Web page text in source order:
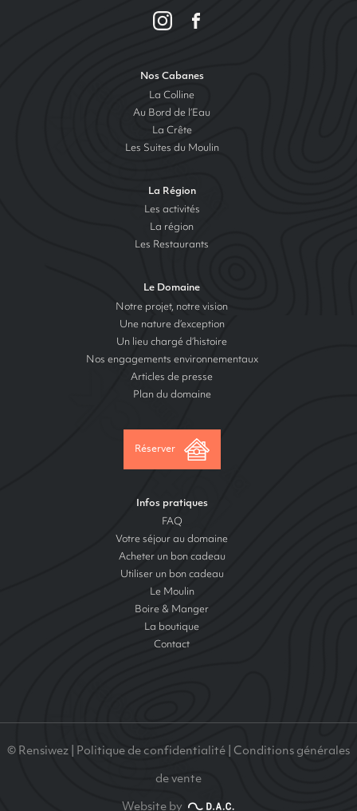
Nos Cabanes
La Colline
Au Bord de l’Eau
La Crête
Les Suites du Moulin
La Région
Les activités
La région
Les Restaurants
Le Domaine
Notre projet, notre vision
Une nature d’exception
Un lieu chargé d’histoire
Nos engagements environnementaux
Articles de presse
Plan du domaine
Réserver
Infos pratiques
FAQ
Votre séjour au domaine
Acheter un bon cadeau
Utiliser un bon cadeau
Le Moulin
Boire & Manger
La boutique
Contact
© Rensiwez | Politique de confidentialité Conditions générales
de vente
Website by